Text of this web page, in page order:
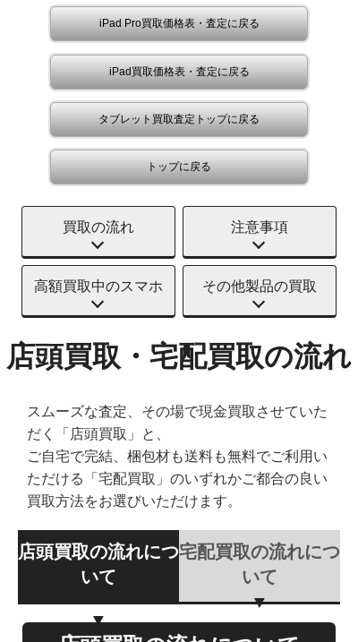
iPad Pro買取価格表・査定に戻る
iPad買取価格表・査定に戻る
タブレット買取査定トップに戻る
トップに戻る
買取の流れ 注意事項
高額買取中のスマホ その他製品の買取
店頭買取・宅配買取の流れ
スムーズな査定、その場で現金買取させていた
だく「店頭買取」と、
ご自宅で完結、梱包材も送料も無料でご利用い
ただける「宅配買取」のいずれかご都合の良い
買取方法をお選びいただけます。
店頭買取の流れにつ
いて
宅配買取の流れにつ
いて